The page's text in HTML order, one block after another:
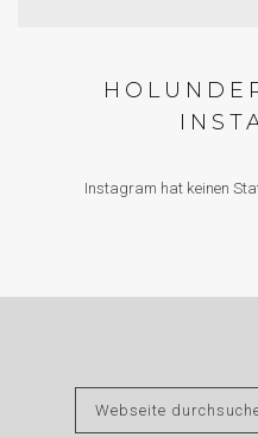
Instagram hat keinen